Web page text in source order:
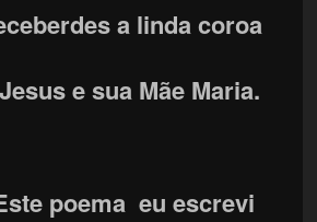
a linda coroa
e sua Mãe Maria.
eu escrevi